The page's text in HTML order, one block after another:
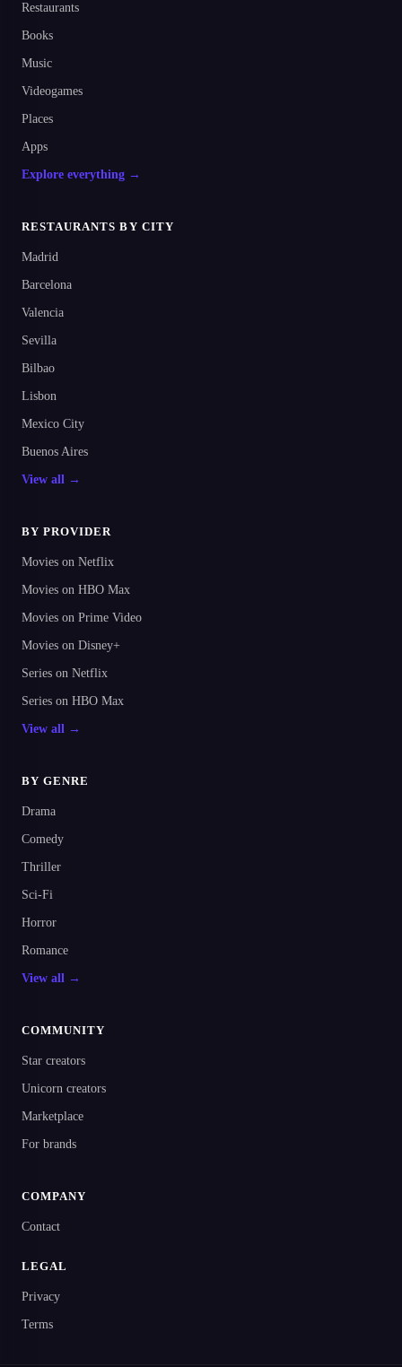
Restaurants
Books
Music
Videogames
Places
Apps
Explore everything →
RESTAURANTS BY CITY
Madrid
Barcelona
Valencia
Sevilla
Bilbao
Lisbon
Mexico City
Buenos Aires
View all →
BY PROVIDER
Movies on Netflix
Movies on HBO Max
Movies on Prime Video
Movies on Disney+
Series on Netflix
Series on HBO Max
View all →
BY GENRE
Drama
Comedy
Thriller
Sci-Fi
Horror
Romance
View all →
COMMUNITY
Star creators
Unicorn creators
Marketplace
For brands
COMPANY
Contact
LEGAL
Privacy
Terms